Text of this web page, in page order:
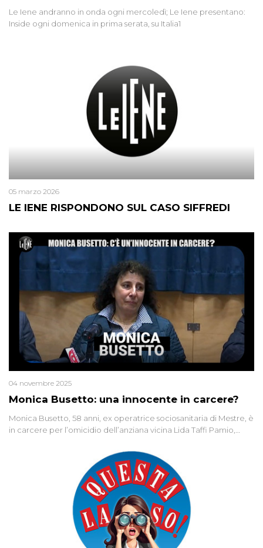
Le Iene andranno in onda ogni mercoledì; Le Iene presentano:
Inside ogni domenica in prima serata, su Italia1
LE IENE RISPONDONO SUL CASO SIFFREDI
05 marzo 2026
Monica Busetto: una innocente in carcere?
04 novembre 2025
Monica Busetto, 58 anni, ex operatrice sociosanitaria di Mestre, è
in carcere per l’omicidio dell’anziana vicina Lida Taffi Pamio,
minuscola su una collanina, Monica si proclama innocente. Nel
2015 un’altra donna confessa lo stesso delitto, poi ritratta. Due
colpevoli per un solo omicidio: errore giudiziario o giustizia